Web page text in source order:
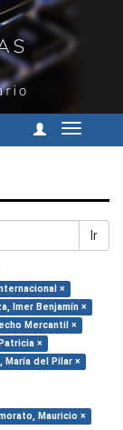
Cambiar
Ir
×
Imer Benjamín ×
Mercantil ×
×
María del Pilar ×
Mauricio ×